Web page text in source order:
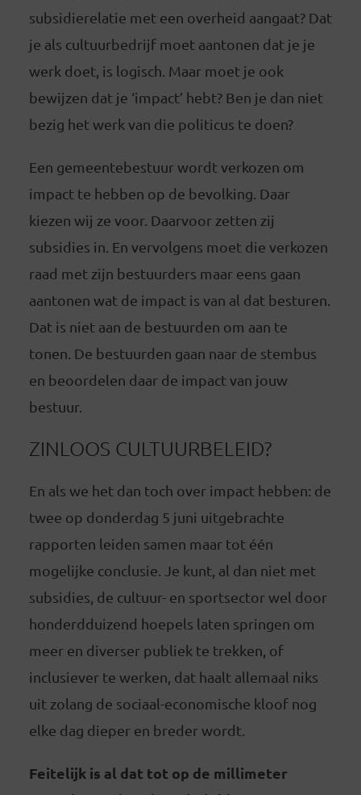
subsidierelatie met een overheid aangaat? Dat
je als cultuurbedrijf moet aantonen dat je je
werk doet, is logisch. Maar moet je ook
bewijzen dat je ‘impact’ hebt? Ben je dan niet
bezig het werk van die politicus te doen?
Een gemeentebestuur wordt verkozen om
impact te hebben op de bevolking. Daar
kiezen wij ze voor. Daarvoor zetten zij
subsidies in. En vervolgens moet die verkozen
raad met zijn bestuurders maar eens gaan
aantonen wat de impact is van al dat besturen.
Dat is niet aan de bestuurden om aan te
tonen. De bestuurden gaan naar de stembus
en beoordelen daar de impact van jouw
bestuur.
ZINLOOS CULTUURBELEID?
En als we het dan toch over impact hebben: de
twee op donderdag 5 juni uitgebrachte
rapporten leiden samen maar tot één
mogelijke conclusie. Je kunt, al dan niet met
subsidies, de cultuur- en sportsector wel door
honderdduizend hoepels laten springen om
meer en diverser publiek te trekken, of
inclusiever te werken, dat haalt allemaal niks
uit zolang de sociaal-economische kloof nog
elke dag dieper en breder wordt.
Feitelijk is al dat tot op de millimeter